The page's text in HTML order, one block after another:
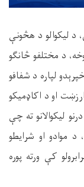
د لیکوالو د هڅونې
د مختلفو څانګو
لپاره د شفافو
او د اکاډمیکو
لیکوالانو ته چې
موادو او شرایطو
کې ورته پوره